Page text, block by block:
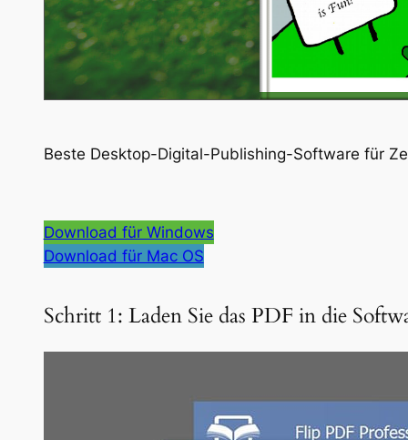
Beste Desktop-Digital-Publishing-Software für
Download für Windows
Download für Mac OS
Schritt 1: Laden Sie das PDF in die